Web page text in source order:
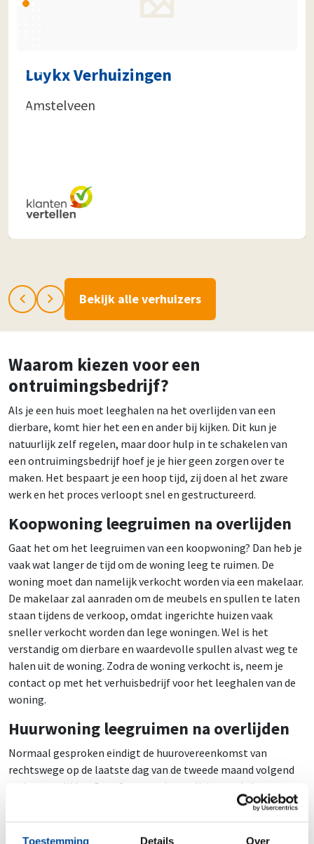
Toestemming Details Over
Luykx Verhuizingen
Amstelveen
Bekijk alle verhuizers
Waarom kiezen voor een
ontruimingsbedrijf?
Als je een huis moet leeghalen na het overlijden van een
dierbare, komt hier het een en ander bij kijken. Dit kun je
natuurlijk zelf regelen, maar door hulp in te schakelen van
een ontruimingsbedrijf hoef je je hier geen zorgen over te
maken. Het bespaart je een hoop tijd, zij doen al het zware
werk en het proces verloopt snel en gestructureerd.
Koopwoning leegruimen na overlijden
Gaat het om het leegruimen van een koopwoning? Dan heb je
vaak wat langer de tijd om de woning leeg te ruimen. De
woning moet dan namelijk verkocht worden via een makelaar.
De makelaar zal aanraden om de meubels en spullen te laten
staan tijdens de verkoop, omdat ingerichte huizen vaak
sneller verkocht worden dan lege woningen. Wel is het
verstandig om dierbare en waardevolle spullen alvast weg te
halen uit de woning. Zodra de woning verkocht is, neem je
contact op met het verhuisbedrijf voor het leeghalen van de
woning.
Huurwoning leegruimen na overlijden
Normaal gesproken eindigt de huurovereenkomst van
rechtswege op de laatste dag van de tweede maand volgend
op het overlijden. De erfgenaam is verplicht om de huur op te
zeggen. Het is mogelijk om de overeenkomst eerder te laten
eindigen, maar dit geeft je ook minder tijd om alles te regelen.
Een huurwoning moet in bijna alle gevallen in de originele